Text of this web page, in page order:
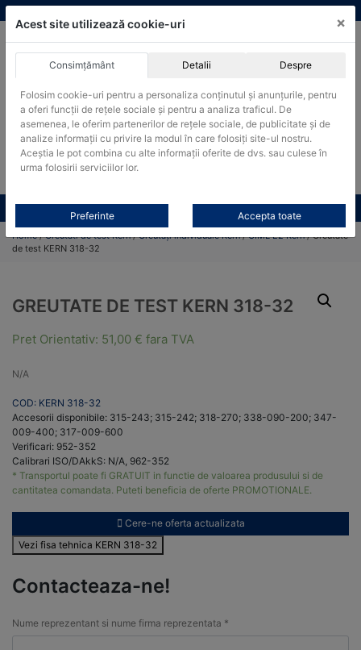
Skip
to
Produsele pot fi achizitionate si in sistemul SEAP / SICAP
Products
search
CAUTARE
Toate produsele CONTACT
Home/Greutati de test Kern/Greutăți individuale Kern/OIML E2 Kern/ Greutate
de test KERN 318-32
GREUTATE DE TEST KERN 318-32
Pret Orientativ: 51,00 € fara TVA
N/A
COD: KERN 318-32
Accesorii disponibile: 315-243; 315-242; 318-270; 338-090-200; 347-
009-400; 317-009-600
Verificari: 952-352
Calibrari ISO/DAkkS: N/A, 962-352
* Transportul poate fi GRATUIT in functie de valoarea produsului si de
cantitatea comandata. Puteti beneficia de oferte PROMOTIONALE.
Cere-ne oferta actualizata
Vezi fisa tehnica KERN 318-32
Contacteaza-ne!
Nume reprezentant si nume firma reprezentata *
Acest site utilizează cookie-uri ×
Consimțământ Detalii Despre
Folosim cookie-uri pentru a personaliza conținutul și anunțurile, pentru
a oferi funcții de rețele sociale și pentru a analiza traficul. De
asemenea, le oferim partenerilor de rețele sociale, de publicitate și de
analize informații cu privire la modul în care folosiți site-ul nostru.
Aceștia le pot combina cu alte informații oferite de dvs. sau culese în
urma folosirii serviciilor lor.
Preferinte Accepta toate